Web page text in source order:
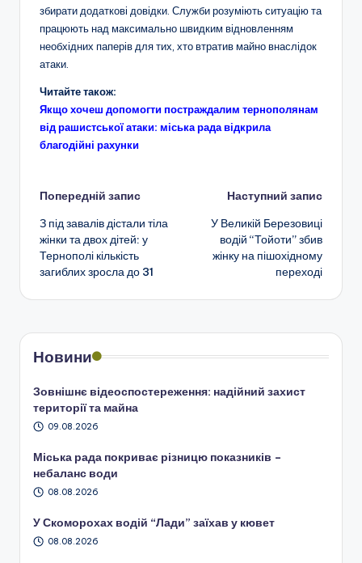
збирати додаткові довідки. Служби розуміють ситуацію та
працюють над максимально швидким відновленням
необхідних паперів для тих, хто втратив майно внаслідок
атаки.
Читайте також:
Якщо хочеш допомогти постраждалим тернополянам
від рашистської атаки: міська рада відкрила
благодійні рахунки
Навігація
по
запису
Попередній запис
З під завалів дістали тіла
жінки та двох дітей: у
Тернополі кількість
загиблих зросла до 31
Наступний запис
У Великій Березовиці
водій “Тойоти” збив
жінку на пішохідному
переході
Новини
Зовнішнє відеоспостереження: надійний захист
території та майна
09.08.2026
Міська рада покриває різницю показників –
небаланс води
08.08.2026
У Скоморохах водій “Лади” заїхав у кювет
08.08.2026